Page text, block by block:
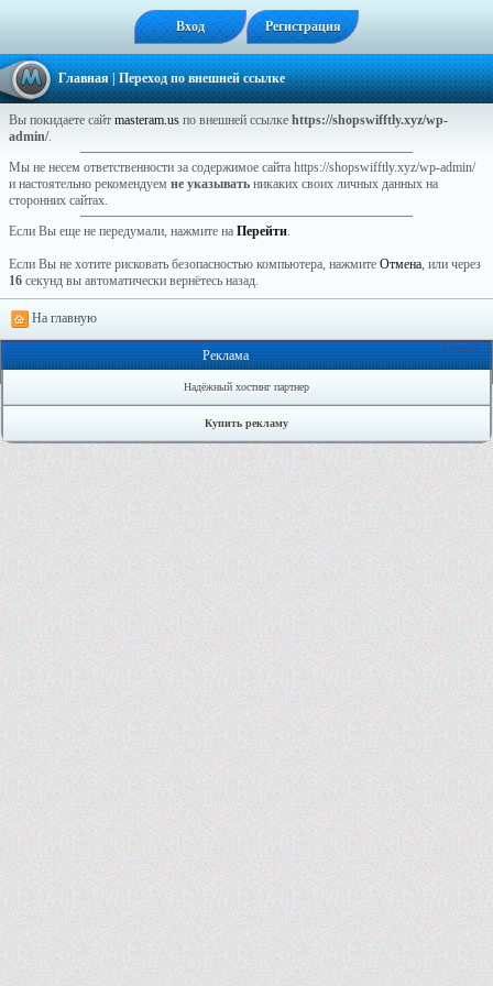
Вход Регистрация
Главная| Переход по внешней ссылке
Вы покидаете сайт masteram.us по внешней ссылке https://shopswifftly.xyz/wp-
admin/.
Мы не несем ответственности за содержимое сайта https://shopswifftly.xyz/wp-admin/
и настоятельно рекомендуем не указывать никаких своих личных данных на
сторонних сайтах.
Если Вы еще не передумали, нажмите на Перейти.
Если Вы не хотите рисковать безопасностью компьютера, нажмите Отмена, или через
16 секунд вы автоматически вернётесь назад.
На главную
Онлайн: 3
Реклама
Надёжный хостинг партнер
Купить рекламу